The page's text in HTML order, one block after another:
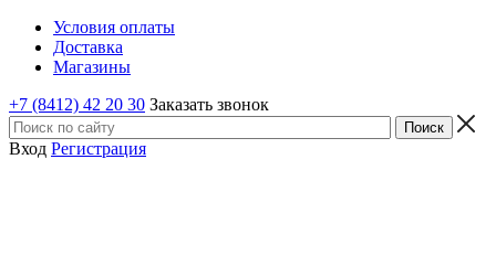
Условия оплаты
Доставка
Магазины
+7 (8412) 42 20 30 Заказать звонок
Вход Регистрация